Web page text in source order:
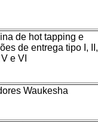
de hot tapping e
de entrega tipo I, II,
V e VI
Waukesha